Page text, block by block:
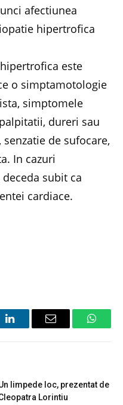
afectiunea
hipertrofica
este
o simptamotologie
simptomele
dureri sau
de sufocare,
In cazuri
subit ca
cardiace.
LinkedInEmail
limpede loc, prezentat de
Lorintiu